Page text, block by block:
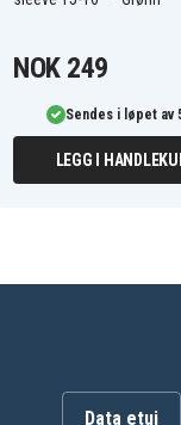
5906302362455
Laptop-veske/etui
Tech-Protect
Svart
NOK 249
Sendes i løpet av
LEGG I
Data etui